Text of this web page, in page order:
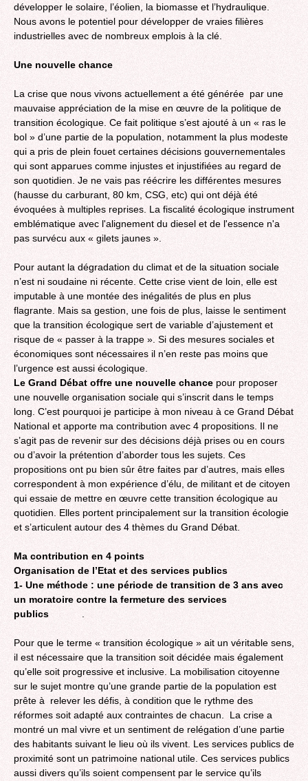
développer le solaire, l’éolien, la biomasse et l’hydraulique.
Nous avons le potentiel pour développer de vraies filières
industrielles avec de nombreux emplois à la clé.
Une nouvelle chance
La crise que nous vivons actuellement a été générée par une
mauvaise appréciation de la mise en œuvre de la politique de
transition écologique. Ce fait politique s’est ajouté à un « ras le
bol » d’une partie de la population, notamment la plus modeste
qui a pris de plein fouet certaines décisions gouvernementales
qui sont apparues comme injustes et injustifiées au regard de
son quotidien. Je ne vais pas réécrire les différentes mesures
(hausse du carburant, 80 km, CSG, etc) qui ont déjà été
évoquées à multiples reprises. La fiscalité écologique instrument
emblématique avec l'alignement du diesel et de l'essence n'a
pas survécu aux « gilets jaunes ».
Pour autant la dégradation du climat et de la situation sociale
n’est ni soudaine ni récente. Cette crise vient de loin, elle est
imputable à une montée des inégalités de plus en plus
flagrante. Mais sa gestion, une fois de plus, laisse le sentiment
que la transition écologique sert de variable d’ajustement et
risque de « passer à la trappe ». Si des mesures sociales et
économiques sont nécessaires il n’en reste pas moins que
l’urgence est aussi écologique.
Le Grand Débat offre une nouvelle chance pour proposer
une nouvelle organisation sociale qui s’inscrit dans le temps
long. C’est pourquoi je participe à mon niveau à ce Grand Débat
National et apporte ma contribution avec 4 propositions. Il ne
s’agit pas de revenir sur des décisions déjà prises ou en cours
ou d’avoir la prétention d’aborder tous les sujets. Ces
propositions ont pu bien sûr être faites par d’autres, mais elles
correspondent à mon expérience d’élu, de militant et de citoyen
qui essaie de mettre en œuvre cette transition écologique au
quotidien. Elles portent principalement sur la transition écologie
et s’articulent autour des 4 thèmes du Grand Débat.
Ma contribution en 4 points
Organisation de l’Etat et des services publics
1- Une méthode : une période de transition de 3 ans avec
un moratoire contre la fermeture des services
publics
Pour que le terme « transition écologique » ait un véritable sens,
il est nécessaire que la transition soit décidée mais également
qu’elle soit progressive et inclusive. La mobilisation citoyenne
sur le sujet montre qu’une grande partie de la population est
prête à relever les défis, à condition que le rythme des
réformes soit adapté aux contraintes de chacun. La crise a
montré un mal vivre et un sentiment de relégation d’une partie
des habitants suivant le lieu où ils vivent. Les services publics de
proximité sont un patrimoine national utile. Ces services publics
aussi divers qu’ils soient compensent par le service qu’ils